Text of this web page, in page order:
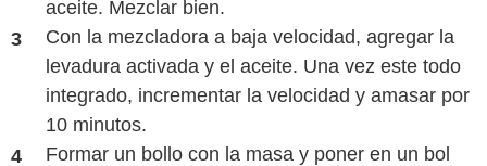
aceite. Mezclar bien.
Con la mezcladora a baja velocidad, agregar la
levadura activada y el aceite. Una vez este todo
integrado, incrementar la velocidad y amasar por
10 minutos.
Formar un bollo con la masa y poner en un bol